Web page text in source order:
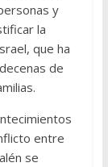
y
la
que ha
de
entre
se